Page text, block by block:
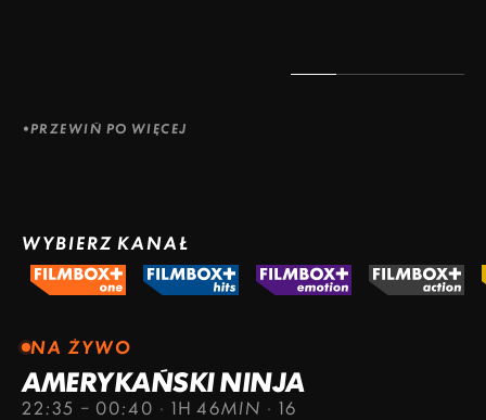
PRZEWIŃ PO WIĘCEJ
WYBIERZ KANAŁ
NA ŻYWO
AMERYKAŃSKI NINJA
22:35 – 00:40 · 1H 46MIN · 16